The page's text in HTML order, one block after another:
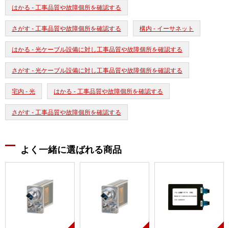
はかる - 工事品質や故障個所を確認する
さがす - 工事品質や故障個所を確認する 構内 - イーサネット
はかる - 光ケーブル設備に対し工事品質や故障個所を確認する
さがす - 光ケーブル設備に対し工事品質や故障個所を確認する
宅内 - 光 はかる - 工事品質や故障個所を確認する
さがす - 工事品質や故障個所を確認する
よく一緒に選ばれる商品